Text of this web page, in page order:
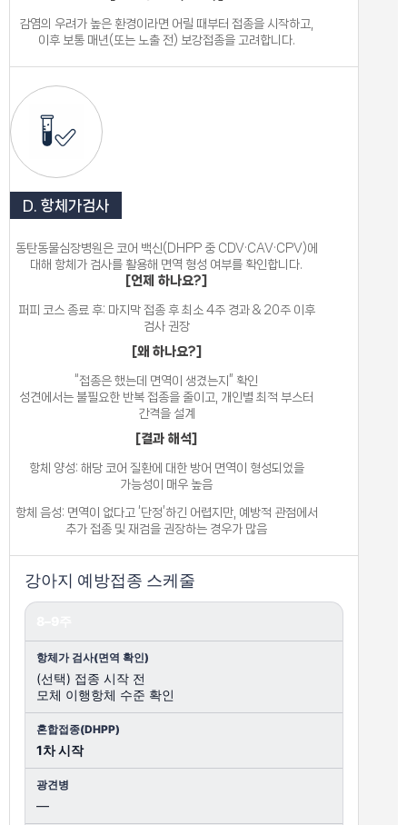
감염의 우려가 높은 환경이라면 어릴 때부터 접종을 시작하고,
이후 보통 매년(또는 노출 전) 보강접종을 고려합니다.
D. 항체가검사
동탄동물심장병원은 코어 백신(DHPP 중 CDV·CAV·CPV)에
대해 항체가 검사를 활용해 면역 형성 여부를 확인합니다.
[언제 하나요?]
퍼피 코스 종료 후: 마지막 접종 후 최소 4주 경과 & 20주 이후
검사 권장
[왜 하나요?]
“접종은 했는데 면역이 생겼는지” 확인
성견에서는 불필요한 반복 접종을 줄이고, 개인별 최적 부스터
간격을 설계
[결과 해석]
항체 양성: 해당 코어 질환에 대한 방어 면역이 형성되었을
가능성이 매우 높음
항체 음성: 면역이 없다고 ‘단정’하긴 어렵지만, 예방적 관점에서
추가 접종 및 재검을 권장하는 경우가 많음
강아지 예방접종 스케줄
(선택) 접종 시작 전
모체 이행항체 수준 확인
1차 시작
—